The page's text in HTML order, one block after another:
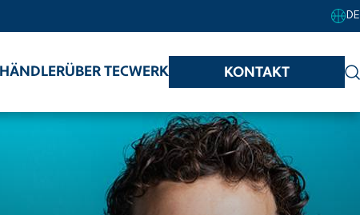
DE
HÄNDLERÜBER TECWERK KONTAKT